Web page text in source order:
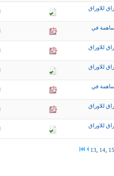
للاوراق
في
للاوراق
للاوراق
في
للاوراق
للاوراق
13 14 15